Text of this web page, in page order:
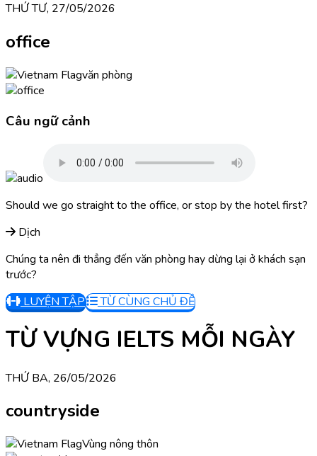
THỨ TƯ, 27/05/2026
office
văn phòng
Câu ngữ cảnh
Should we go straight to the office, or stop by the hotel first?
Dịch
Chúng ta nên đi thẳng đến văn phòng hay dừng lại ở khách sạn
trước?
LUYỆN TẬP
TỪ CÙNG CHỦ ĐỀ
TỪ VỰNG IELTS MỖI NGÀY
THỨ BA, 26/05/2026
countryside
Vùng nông thôn